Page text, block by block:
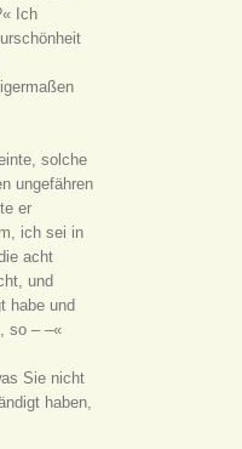
Ich
solche
ungefähren
er
ich sei in
acht
und
habe und
so – –«
Sie nicht
haben,